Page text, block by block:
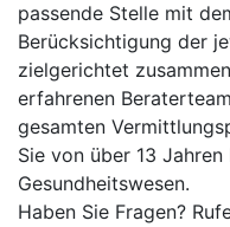
passende Stelle mit
Berücksichtigung der
zielgerichtet
erfahrenen
gesamten
Sie von über 13
Gesundheitswesen.
Haben Sie Fragen?